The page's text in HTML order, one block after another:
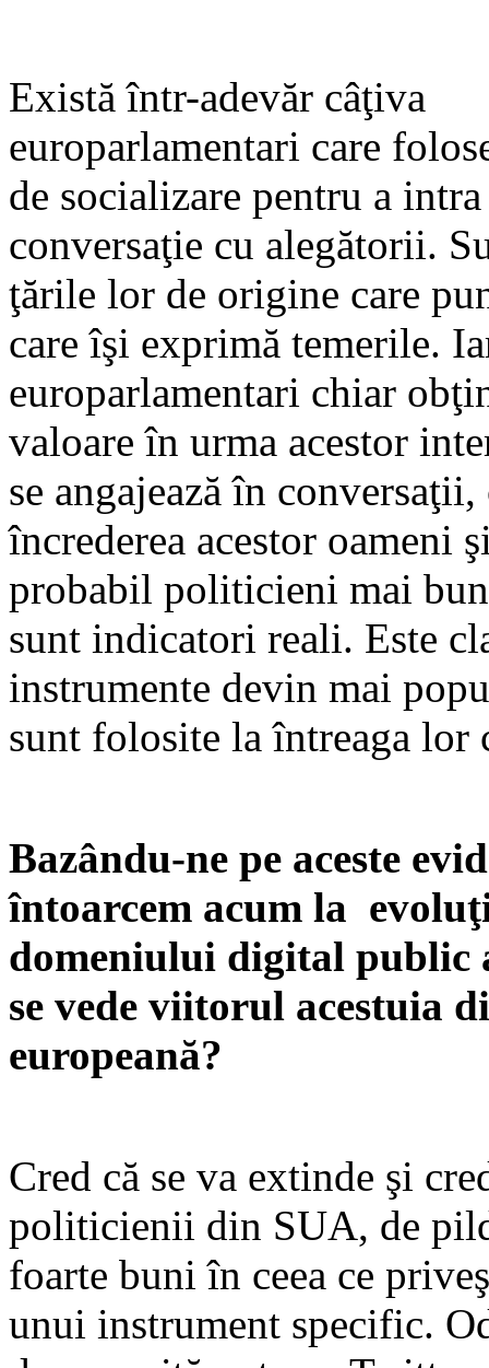
Există într-adevăr câţiva
europarlamentari care
de socializare pentru a
conversaţie cu alegătorii.
ţările lor de origine care
care îşi exprimă temerile.
europarlamentari chiar
valoare în urma acestor
se angajează în conversaţii,
încrederea acestor oameni
probabil politicieni mai
sunt indicatori reali. Este
instrumente devin mai
sunt folosite la întreaga lor
Bazându-ne pe aceste
întoarcem acum la
domeniului digital public
se vede viitorul acestuia
europeană?
Cred că se va extinde şi
politicienii din SUA, de
foarte buni în ceea ce
unui instrument specific.